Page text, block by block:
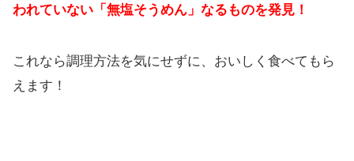
われていない「無塩そうめん」なるものを発見！
これなら調理方法を気にせずに、おいしく食べてもら
えます！